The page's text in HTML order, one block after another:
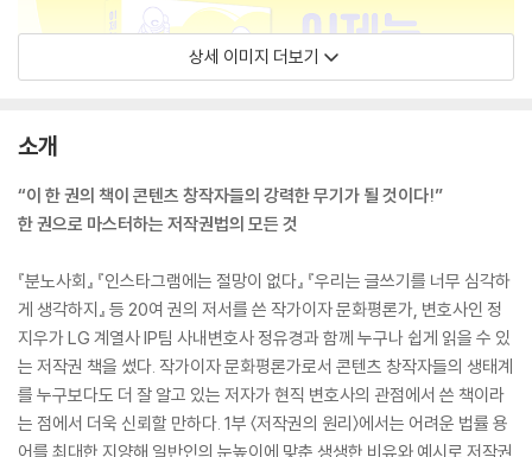
상세 이미지 더보기
소개
“이 한 권의 책이 콘텐츠 창작자들의 강력한 무기가 될 것이다!”
한 권으로 마스터하는 저작권법의 모든 것
『분노사회』 『인스타그램에는 절망이 없다』 『우리는 글쓰기를 너무 심각하
게 생각하지』 등 20여 권의 저서를 쓴 작가이자 문화평론가, 변호사인 정
지우가 LG 계열사 IP팀 사내변호사 정유경과 함께 누구나 쉽게 읽을 수 있
는 저작권 책을 썼다. 작가이자 문화평론가로서 콘텐츠 창작자들의 생태계
를 누구보다도 더 잘 알고 있는 저자가 현직 변호사의 관점에서 쓴 책이라
는 점에서 더욱 신뢰할 만하다. 1부 〈저작권의 원리〉에서는 어려운 법률 용
어를 최대한 지양해 일반인의 눈높이에 맞춘 생생한 비유와 예시로 저작권